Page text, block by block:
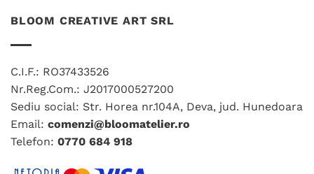
BLOOM CREATIVE ART SRL
C.I.F.: RO37433526
Nr.Reg.Com.: J2017000527200
Sediu social: Str. Horea nr.104A, Deva, jud. Hunedoara
Email: comenzi@bloomatelier.ro
Telefon: 0770 684 918